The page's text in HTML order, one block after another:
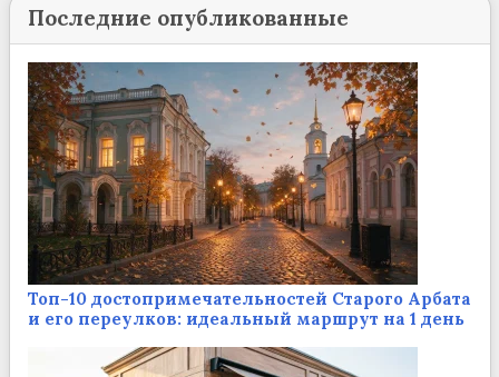
Последние опубликованные
Топ-10 достопримечательностей Старого Арбата
и его переулков: идеальный маршрут на 1 день